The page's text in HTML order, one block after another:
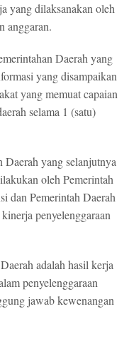
yang dilaksanakan oleh
anggaran.
Daerah yang
yang disampaikan
yang memuat capaian
selama 1 (satu)
Daerah yang selanjutnya
oleh Pemerintah
dan Pemerintah Daerah
penyelenggaraan
adalah hasil kerja
penyelenggaraan
jawab kewenangan